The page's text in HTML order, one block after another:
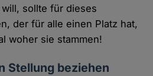
sollte für dieses
der für alle einen Platz hat,
woher sie stammen!
Stellung beziehen